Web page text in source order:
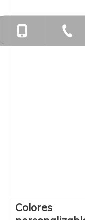
Colores
+86-18901563989